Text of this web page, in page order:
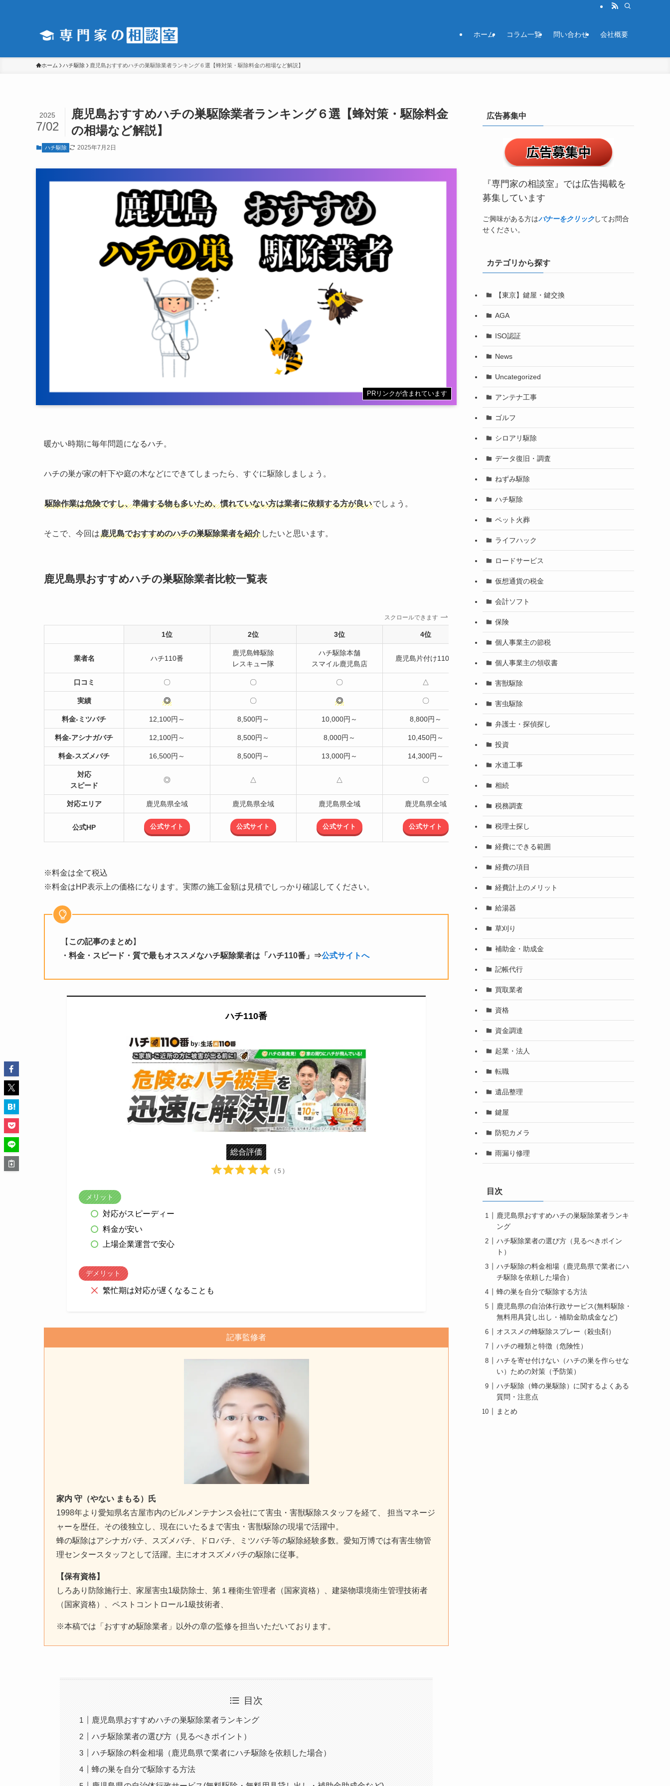
ホーム コラム一覧 問い合わせ 会社概要
ホーム ハチ駆除 鹿児島おすすめハチの巣駆除業者ランキング６選【蜂対策・駆除料金の相場など解説】
鹿児島おすすめハチの巣駆除業者ランキング６選【蜂対策・駆除料金
の相場など解説】
2025
7/02
ハチ駆除 2025年7月2日
PRリンクが含まれています
暖かい時期に毎年問題になるハチ。
ハチの巣が家の軒下や庭の木などにできてしまったら、すぐに駆除しましょう。
駆除作業は危険ですし、準備する物も多いため、慣れていない方は業者に依頼する方が良いでしょう。
そこで、今回は鹿児島でおすすめのハチの巣駆除業者を紹介 したいと思います。
鹿児島県おすすめハチの巣駆除業者比較一覧表
スクロールできます
1位 2位 3位 4位 5位 6位
業者名 ハチ110番
鹿児島蜂駆除
レスキュー隊
ハチ駆除本舗
スマイル鹿児島店
鹿児島片付け110番 ダスキン
口コミ 〇 〇 〇 △ 〇
実績 ◎ 〇 ◎ 〇 ◎
料金-ミツバチ 12,100円～ 8,500円～ 10,000円～ 8,800円～ 38,500円
料金-アシナガバチ 12,100円～ 8,500円～ 8,000円～ 10,450円～
料金-スズメバチ 16,500円～ 8,500円～ 13,000円～ 14,300円～ 49,500円 8,000円～
対応
スピード
◎ △ △ 〇
対応エリア 鹿児島県全域 鹿児島県全域 鹿児島県全域 鹿児島県全域 鹿児島県全域
公式HP 公式サイト 公式サイト 公式サイト 公式サイト 公式サイト
※料金は全て税込
※料金はHP表示上の価格になります。実際の施工金額は見積でしっかり確認してください。
【 この記事のまとめ】
・料金・スピード・質で最もオススメなハチ駆除業者は「ハチ110番」⇒公式サイトへ
ハチ110番
総合評価
( 5 )
メリット
対応がスピーディー
料金が安い
上場企業運営で安心
デメリット
繁忙期は対応が遅くなることも
記事監修者
家内 守（やない まもる）氏
1998年より愛知県名古屋市内のビルメンテナンス会社にて害虫・害獣駆除スタッフを経て、 担当マネージ
ャーを歴任。その後独立し、現在にいたるまで害虫・害獣駆除の現場で活躍中。
蜂の駆除はアシナガバチ、スズメバチ、ドロバチ、ミツバチ等の駆除経験多数。愛知万博では有害生物管
理センタースタッフとして活躍。主にオオスズメバチの駆除に従事。
【保有資格】
しろあり防除施行士、家屋害虫1級防除士、第１種衛生管理者（国家資格）、建築物環境衛生管理技術者
（国家資格）、ペストコントロール1級技術者、
※本稿では「おすすめ駆除業者」以外の章の監修を担当いただいております。
目次
鹿児島県おすすめハチの巣駆除業者ランキング
ハチ駆除業者の選び方（見るべきポイント）
ハチ駆除の料金相場（鹿児島県で業者にハチ駆除を依頼した場合）
蜂の巣を自分で駆除する方法
広告募集中
『専門家の相談室』では広告掲載を
募集しています
ご興味がある方はバナーをクリックしてお問合
せください。
カテゴリから探す
【東京】鍵屋・鍵交換
AGA
ISO認証
News
Uncategorized
アンテナ工事
ゴルフ
シロアリ駆除
データ復旧・調査
ねずみ駆除
ハチ駆除
ペット火葬
ライフハック
ロードサービス
仮想通貨の税金
会計ソフト
保険
個人事業主の節税
個人事業主の領収書
害獣駆除
害虫駆除
弁護士・探偵探し
投資
水道工事
相続
税務調査
税理士探し
経費にできる範囲
経費の項目
経費計上のメリット
給湯器
草刈り
補助金・助成金
記帳代行
買取業者
資格
資金調達
起業・法人
転職
遺品整理
鍵屋
防犯カメラ
雨漏り修理
目次
鹿児島県おすすめハチの巣駆除業者ランキ
ング
ハチ駆除業者の選び方（見るべきポイン
ト）
ハチ駆除の料金相場（鹿児島県で業者にハ
チ駆除を依頼した場合）
蜂の巣を自分で駆除する方法
鹿児島県の自治体行政サービス(無料駆除・
無料用具貸し出し・補助金助成金など)
オススメの蜂駆除スプレー（殺虫剤）
ハチの種類と特徴（危険性）
ハチを寄せ付けない（ハチの巣を作らせな
い）ための対策（予防策）
ハチ駆除（蜂の巣駆除）に関するよくある
質問・注意点
まとめ